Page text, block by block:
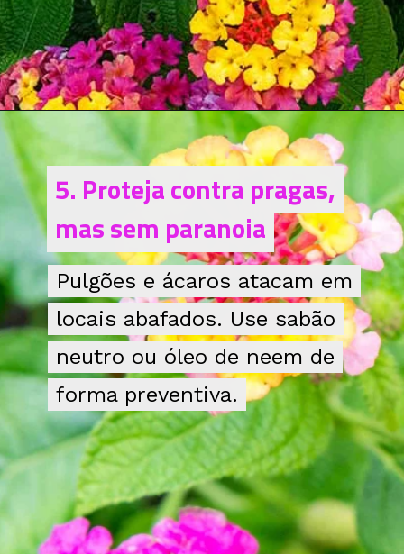
Pulgões e ácaros atacam em
locais abafados. Use sabão
neutro ou óleo de neem de
forma preventiva.
Pulgões e ácaros atacam em
locais abafados. Use sabão
neutro ou óleo de neem de
forma preventiva.
5. Proteja contra pragas,
mas sem paranoia
5. Proteja contra pragas,
mas sem paranoia